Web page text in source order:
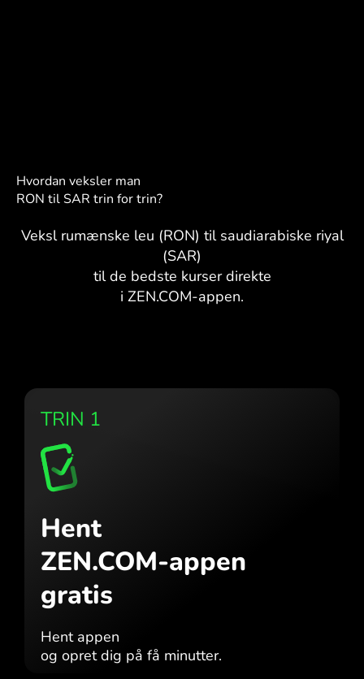
Hvordan veksler man
RON til SAR trin for trin?
Veksl rumænske leu (RON) til saudiarabiske riyal
(SAR)
til de bedste kurser direkte
i ZEN.COM-appen.
TRIN 1
Hent
ZEN.COM-appen
gratis
Hent appen
og opret dig på få minutter.